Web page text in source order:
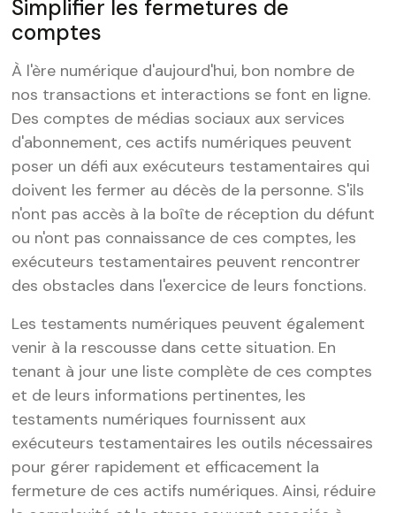
Simplifier les fermetures de
comptes
À l'ère numérique d'aujourd'hui, bon nombre de
nos transactions et interactions se font en ligne.
Des comptes de médias sociaux aux services
d'abonnement, ces actifs numériques peuvent
poser un défi aux exécuteurs testamentaires qui
doivent les fermer au décès de la personne. S'ils
n'ont pas accès à la boîte de réception du défunt
ou n'ont pas connaissance de ces comptes, les
exécuteurs testamentaires peuvent rencontrer
des obstacles dans l'exercice de leurs fonctions.
Les testaments numériques peuvent également
venir à la rescousse dans cette situation. En
tenant à jour une liste complète de ces comptes
et de leurs informations pertinentes, les
testaments numériques fournissent aux
exécuteurs testamentaires les outils nécessaires
pour gérer rapidement et efficacement la
fermeture de ces actifs numériques. Ainsi, réduire